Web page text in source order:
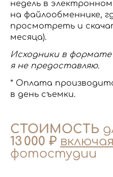
недель в электронном
на файлообменнике,
просмотреть и
месяца).
Исходники в формате
я не предоставляю.
* Оплата
в день съемки.
СТОИМОСТЬ
13 000 ₽ включая
фотостудии